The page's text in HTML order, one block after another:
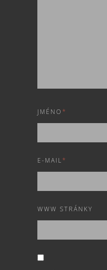
JMÉNO *
E-MAIL*
WWW STRÁNKY